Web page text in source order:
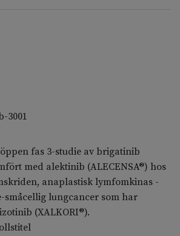
3001
fas 3-studie av brigatinib
med alektinib (ALECENSA®) hos
anaplastisk lymfomkinas -
småcellig lungcancer som har
(XALKORI®).